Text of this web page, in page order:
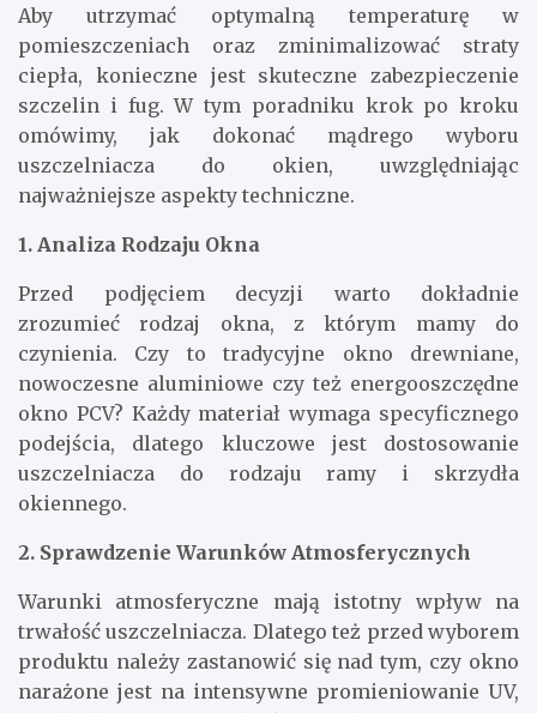
Aby utrzymać optymalną temperaturę w
pomieszczeniach oraz zminimalizować straty
ciepła, konieczne jest skuteczne zabezpieczenie
szczelin i fug. W tym poradniku krok po kroku
omówimy, jak dokonać mądrego wyboru
uszczelniacza do okien, uwzględniając
najważniejsze aspekty techniczne.
1. Analiza Rodzaju Okna
Przed podjęciem decyzji warto dokładnie
zrozumieć rodzaj okna, z którym mamy do
czynienia. Czy to tradycyjne okno drewniane,
nowoczesne aluminiowe czy też energooszczędne
okno PCV? Każdy materiał wymaga specyficznego
podejścia, dlatego kluczowe jest dostosowanie
uszczelniacza do rodzaju ramy i skrzydła
okiennego.
2. Sprawdzenie Warunków Atmosferycznych
Warunki atmosferyczne mają istotny wpływ na
trwałość uszczelniacza. Dlatego też przed wyborem
produktu należy zastanowić się nad tym, czy okno
narażone jest na intensywne promieniowanie UV,